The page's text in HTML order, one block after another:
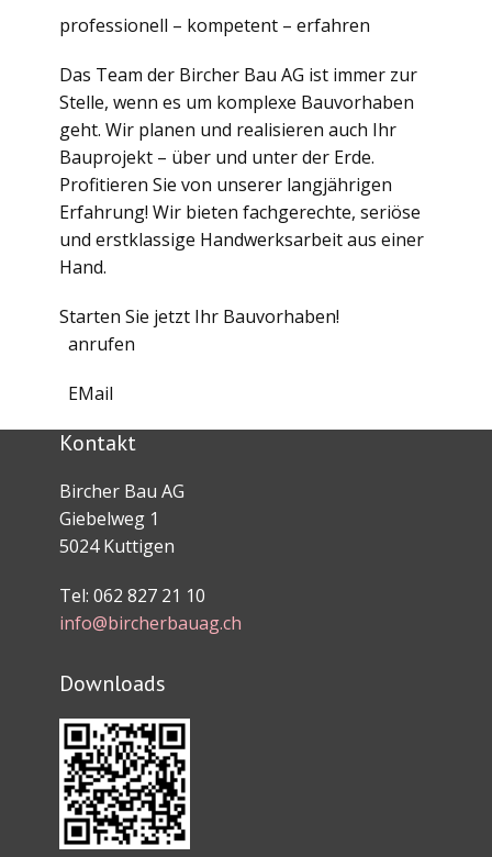
professionell – kompetent – erfahren
Das Team der Bircher Bau AG ist immer zur
Stelle, wenn es um komplexe Bauvorhaben
geht. Wir planen und realisieren auch Ihr
Bauprojekt – über und unter der Erde.
Profitieren Sie von unserer langjährigen
Erfahrung! Wir bieten fachgerechte, seriöse
und erstklassige Handwerksarbeit aus einer
Hand.
Starten Sie jetzt Ihr Bauvorhaben!
anrufen
EMail
Kontakt
Bircher Bau AG
Giebelweg 1
5024 Kuttigen
Tel: 062 827 21 10
info@bircherbauag.ch
Downloads